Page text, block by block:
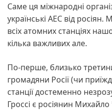
Саме ця міжнародні
українські АЕС від
всіх атомних станціях
кілька важливих але.
По-перше, близько
громадяни Росії (чи
станції достеменно
Гроссі є росіянин